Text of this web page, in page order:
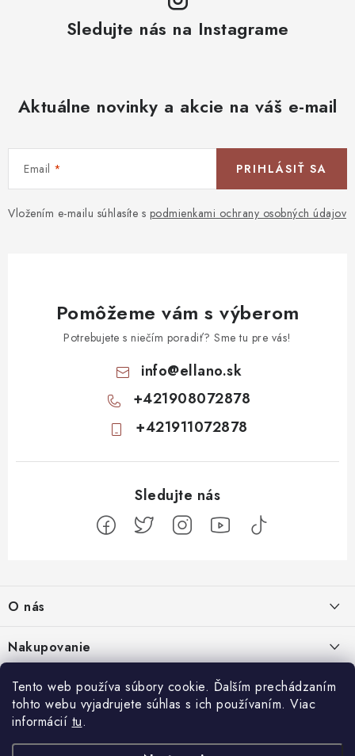
Tento web používa súbory cookie. Ďalším prechádzaním
tohto webu vyjadrujete súhlas s ich používaním. Viac
informácií tu.
Sledujte nás na Instagrame
Aktuálne novinky a akcie na váš e-mail
Email
Vložením e-mailu súhlasíte s podmienkami ochrany osobných údajov
PRIHLÁSIŤ SA
Pomôžeme vám s výberom
Potrebujete s niečím poradiť? Sme tu pre vás!
info@ellano.sk
+421908072878
+421911072878
p
ä
t
O nás
Kontakty
Profil firmy
Produktové stránky
Najčastejšie otázky
Nakupovanie
Odstúpiť od zmluvy
Obchodné podmienky
Blog
Nenápadný začiatok, totálny mindfuck na konci: 11 filmov, ktoré vás
Facebook